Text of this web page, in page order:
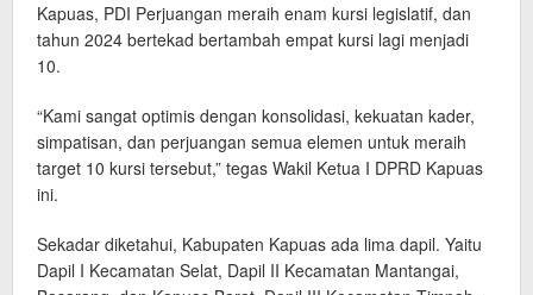
Kapuas, PDI Perjuangan meraih enam kursi legislatif, dan
tahun 2024 bertekad bertambah empat kursi lagi menjadi
10.
“Kami sangat optimis dengan konsolidasi, kekuatan kader,
simpatisan, dan perjuangan semua elemen untuk meraih
target 10 kursi tersebut,” tegas Wakil Ketua I DPRD Kapuas
ini.
Sekadar diketahui, Kabupaten Kapuas ada lima dapil. Yaitu
Dapil I Kecamatan Selat, Dapil II Kecamatan Mantangai,